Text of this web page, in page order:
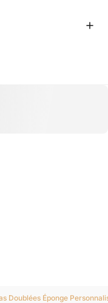
Doublées Éponge